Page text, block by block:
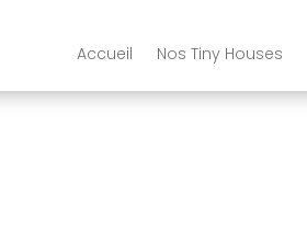
Accueil Nos Tiny Houses